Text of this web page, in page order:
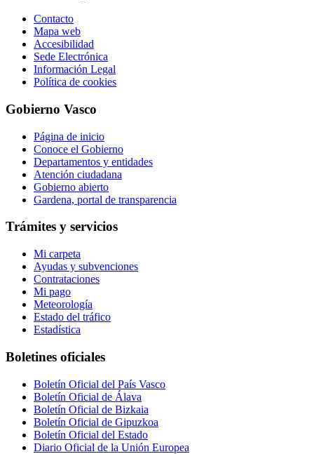
Contacto
Mapa web
Accesibilidad
Sede Electrónica
Información Legal
Política de cookies
Gobierno Vasco
Página de inicio
Conoce el Gobierno
Departamentos y entidades
Atención ciudadana
Gobierno abierto
Gardena, portal de transparencia
Trámites y servicios
Mi carpeta
Ayudas y subvenciones
Contrataciones
Mi pago
Meteorología
Estado del tráfico
Estadística
Boletines oficiales
Boletín Oficial del País Vasco
Boletín Oficial de Álava
Boletín Oficial de Bizkaia
Boletín Oficial de Gipuzkoa
Boletín Oficial del Estado
Diario Oficial de la Unión Europea